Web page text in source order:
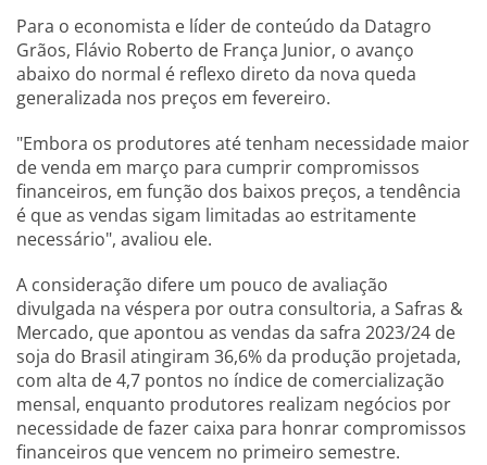
Para o economista e líder de conteúdo da Datagro
Grãos, Flávio Roberto de França Junior, o avanço
abaixo do normal é reflexo direto da nova queda
generalizada nos preços em fevereiro.
"Embora os produtores até tenham necessidade maior
de venda em março para cumprir compromissos
financeiros, em função dos baixos preços, a tendência
é que as vendas sigam limitadas ao estritamente
necessário", avaliou ele.
A consideração difere um pouco de avaliação
divulgada na véspera por outra consultoria, a Safras &
Mercado, que apontou as vendas da safra 2023/24 de
soja do Brasil atingiram 36,6% da produção projetada,
com alta de 4,7 pontos no índice de comercialização
mensal, enquanto produtores realizam negócios por
necessidade de fazer caixa para honrar compromissos
financeiros que vencem no primeiro semestre.